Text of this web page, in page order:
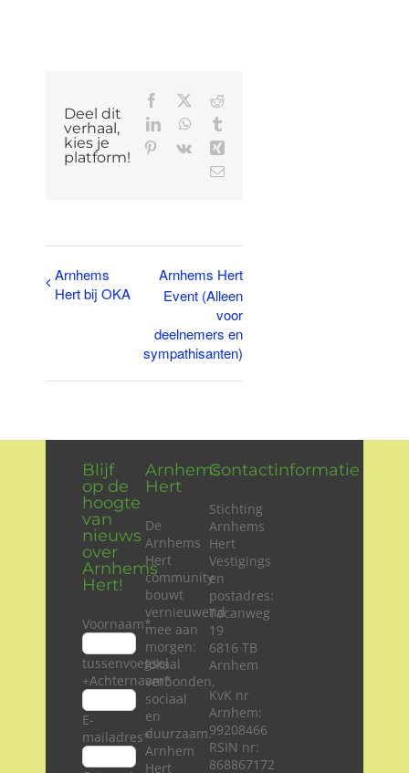
Deel dit
verhaal,
kies je
platform!
Facebook
Reddit
LinkedInWhatsApp
Pinterest
Vk
E-
Arnhems
Hert bij OKA
Arnhems Hert
Event (Alleen
voor
deelnemers en
sympathisanten)
Blijf
op de
hoogte
van
nieuws
over
Arnhems
Hert!
Voornaam*
tussenvoegsel
+Achternaam*
E-
mailadres*
Arnhems
Hert
De
Arnhems
Hert
community
bouwt
vernieuwend
mee aan
morgen:
lokaal
verbonden,
sociaal
en
duurzaam.
Arnhem
Hert
Contactinformatie
Stichting
Arnhems
Hert
Vestigings
en
postadres:
Tacanweg
19
6816 TB
Arnhem
KvK nr
Arnhem:
99208466
RSIN nr:
868867172